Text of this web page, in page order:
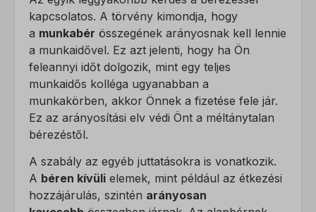
kapcsolatos. A törvény kimondja, hogy
a munkabér összegének arányosnak kell lennie
a munkaidővel. Ez azt jelenti, hogy ha Ön
feleannyi időt dolgozik, mint egy teljes
munkaidős kolléga ugyanabban a
munkakörben, akkor Önnek a fizetése fele jár.
Ez az arányosítási elv védi Önt a méltánytalan
bérezéstől.
A szabály az egyéb juttatásokra is vonatkozik.
A béren kívüli elemek, mint például az étkezési
hozzájárulás, szintén arányosan
_gcl_au
_gcl_gs
Részletek megjelenítése
_dd_s
amp_*
fluentchat_id
perf_*
ph_*_posthog
sensorsdata2015jssdkcross
SL_GWPT_Show_Hide_tmp